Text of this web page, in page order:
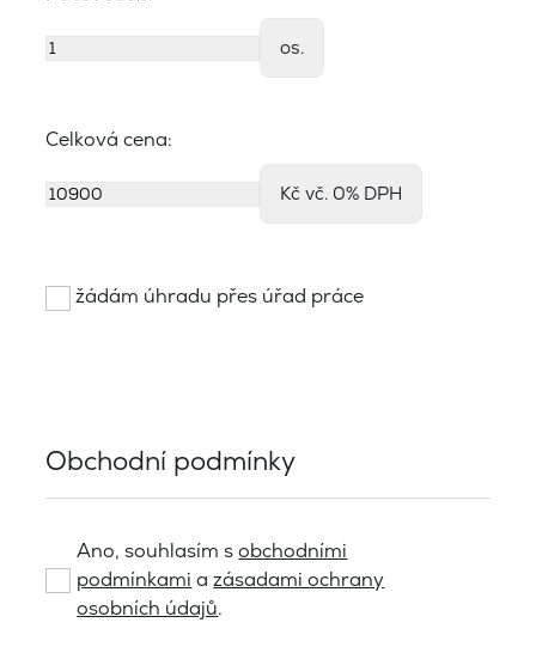
os.
Celková cena:
Kč vč. 0% DPH
žádám úhradu přes úřad práce
Obchodní podmínky
Ano, souhlasím sobchodními
podmínkami azásadami ochrany
osobních údajů.